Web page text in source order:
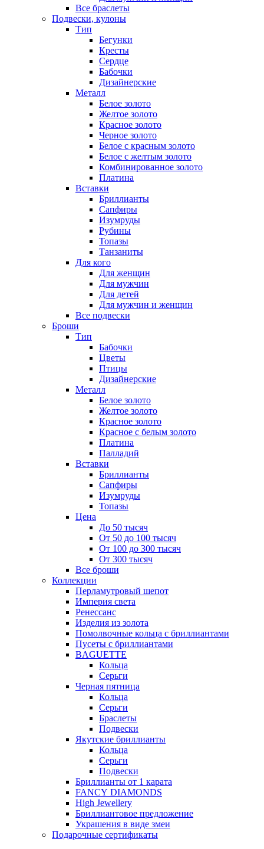
Все браслеты
Подвески, кулоны
Тип
Бегунки
Кресты
Сердце
Бабочки
Дизайнерские
Металл
Белое золото
Желтое золото
Красное золото
Черное золото
Белое с красным золото
Белое с желтым золото
Комбинированное золото
Платина
Вставки
Бриллианты
Сапфиры
Изумруды
Рубины
Топазы
Танзаниты
Для кого
Для женщин
Для мужчин
Для детей
Для мужчин и женщин
Все подвески
Броши
Тип
Бабочки
Цветы
Птицы
Дизайнерские
Металл
Белое золото
Желтое золото
Красное золото
Красное с белым золото
Платина
Палладий
Вставки
Бриллианты
Сапфиры
Изумруды
Топазы
Цена
До 50 тысяч
От 50 до 100 тысяч
От 100 до 300 тысяч
От 300 тысяч
Все броши
Коллекции
Перламутровый шепот
Империя света
Ренессанс
Изделия из золота
Помолвочные кольца с бриллиантами
Пусеты с бриллиантами
BAGUETTE
Кольца
Серьги
Черная пятница
Кольца
Серьги
Браслеты
Подвески
Якутские бриллианты
Кольца
Серьги
Подвески
Бриллианты от 1 карата
FANCY DIAMONDS
High Jewellery
Бриллиантовое предложение
Украшения в виде змеи
Подарочные сертификаты